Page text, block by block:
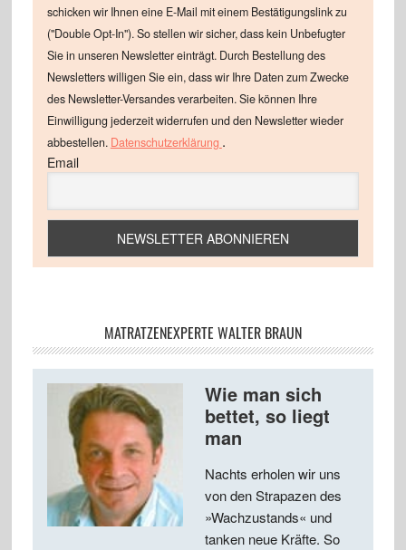
schicken wir Ihnen eine E-Mail mit einem Bestätigungslink zu
("Double Opt-In"). So stellen wir sicher, dass kein Unbefugter
Sie in unseren Newsletter einträgt. Durch Bestellung des
Newsletters willigen Sie ein, dass wir Ihre Daten zum Zwecke
des Newsletter-Versandes verarbeiten. Sie können Ihre
Einwilligung jederzeit widerrufen und den Newsletter wieder
abbestellen. Datenschutzerklärung .
Email
MATRATZENEXPERTE WALTER BRAUN
Wie man sich
bettet, so liegt
man
Nachts erholen wir uns
von den Strapazen des
»Wachzustands« und
tanken neue Kräfte. So